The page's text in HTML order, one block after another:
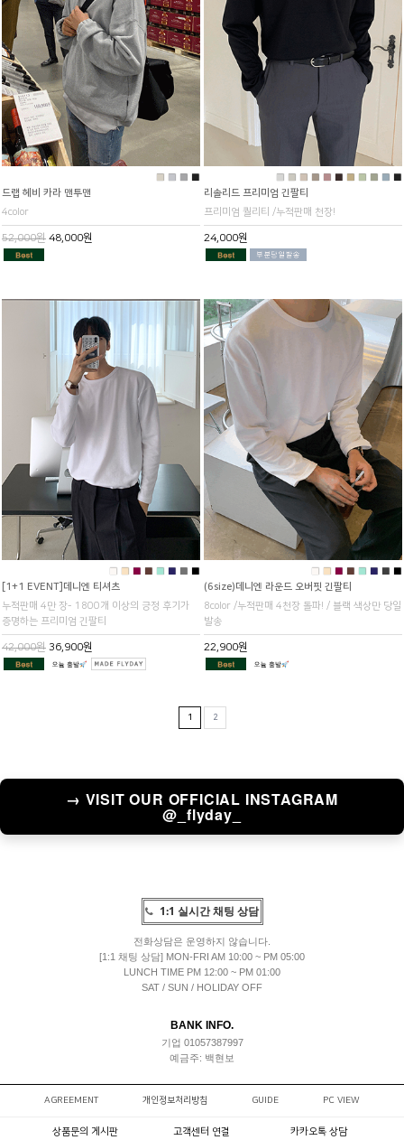
드랩 헤비 카라 맨투맨
4color
52,000원 48,000원
리솔리드 프리미엄 긴팔티
프리미엄 퀄리티 /누적판매 천장!
24,000원
■ ■ ■ ■ ■ ■ ■ ■
[1+1 EVENT]데니엔 티셔츠
누적판매 4만 장- 1800개 이상의 긍정 후기가
증명하는 프리미엄 긴팔티
42,000원 36,900원
■ ■ ■ ■ ■ ■ ■ ■
(6size)데니엔 라운드 오버핏 긴팔티
8color /누적판매 4천장 돌파! / 블랙 색상만 당일
발송
22,900원
1 2
→ VISIT OUR OFFICIAL INSTAGRAM
@_flyday_
1:1 실시간 채팅 상담
전화상담은 운영하지 않습니다.
[1:1 채팅 상담] MON-FRI AM 10:00 ~ PM 05:00
LUNCH TIME PM 12:00 ~ PM 01:00
SAT / SUN / HOLIDAY OFF
BANK INFO.
기업 01057387997
예금주: 백현보
AGREEMENT 개인정보처리방침 GUIDE PC VIEW
상품문의 게시판 고객센터 연결 카카오톡 상담